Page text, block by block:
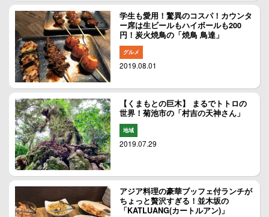
学生も愛用！驚異のコスパ！カウンタ
ー席は生ビールもハイボールも200
円！炭火焼鳥の「焼鳥 鳥達」
グルメ
2019.08.01
【くまもとの巨木】 まるでトトロの
世界！菊池市の「村吉の天神さん」
地域
2019.07.29
アジア料理の豪華ブッフェ付ランチが
ちょっと贅沢すぎる！並木坂の
「KATLUANG(カートルアン)」